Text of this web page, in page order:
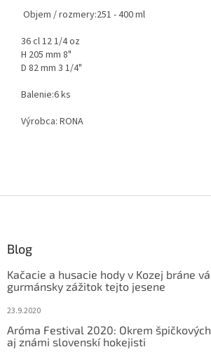
Objem / rozmery:251 - 400 ml
36 cl 12 1/4 oz
H 205 mm 8"
D 82 mm 3 1/4"
Balenie:6 ks
Výrobca: RONA
Blog
Kačacie a husacie hody v Kozej bráne
gurmánsky zážitok tejto jesene
23.9.2020
Aróma Festival 2020: Okrem
aj známi slovenskí hokejisti